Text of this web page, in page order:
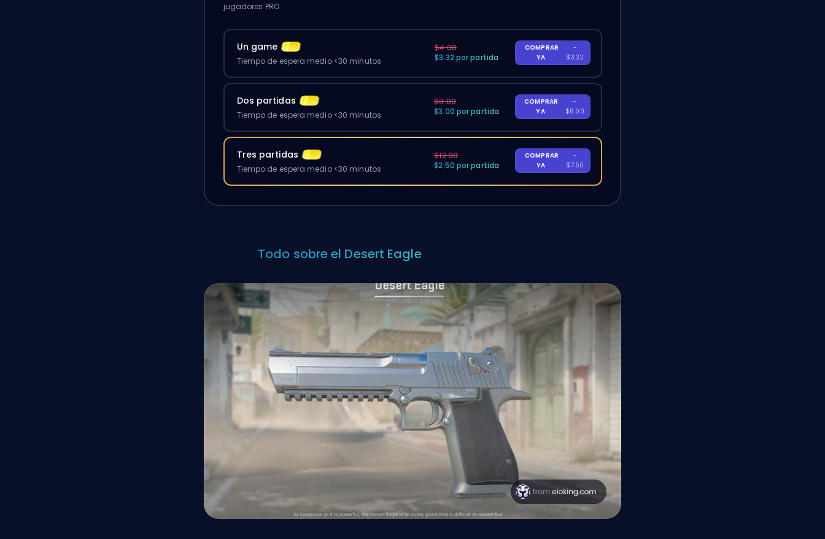
jugadores PRO.
Un game
Tiempo de espera medio <30 minutos
$4.00
$3.32 por partida
COMPRAR
YA
-
$3.32
Dos partidas
Tiempo de espera medio <30 minutos
$8.00
$3.00 por partida
COMPRAR
YA
-
$6.00
Tres partidas
Tiempo de espera medio <30 minutos
$12.00
$2.50 por partida
COMPRAR
YA
-
$7.50
Todo sobre el Desert Eagle